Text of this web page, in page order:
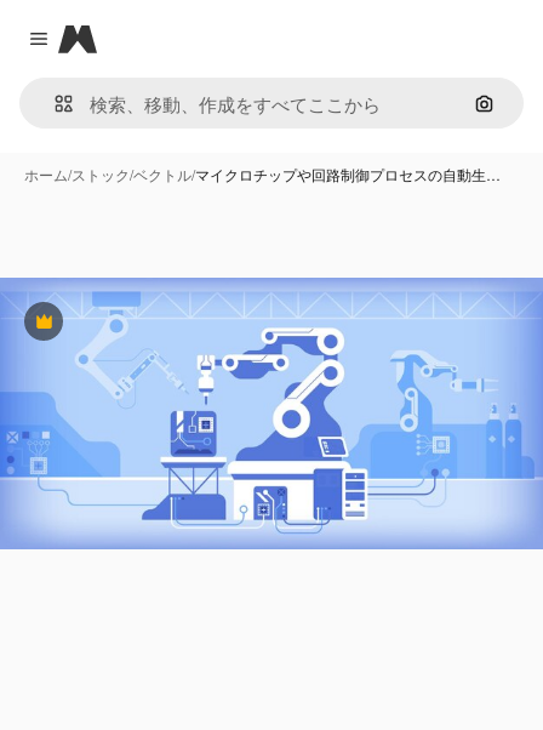
Close menu
Magnific
画像で
ホーム/ストック/ベクトル/マイクロチップや回路制御プロセスの自動生…
Premium